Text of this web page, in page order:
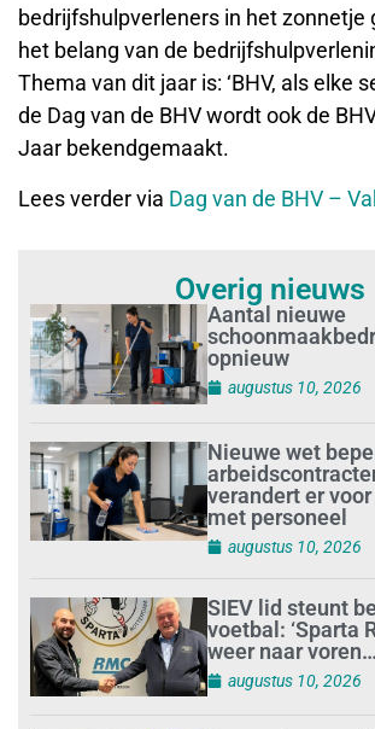
bedrijfshulpverleners in het zonnetje
het belang van de
Thema van dit jaar is: ‘BHV, als elke
de Dag van de BHV wordt ook de
Jaar bekendgemaakt.
Lees verder via Dag van de BHV –
Overig nieuws
Aantal nieuwe
opnieuw
augustus 10, 2026
Nieuwe wet
verandert er
met personeel
augustus 10, 2026
SIEV lid steunt
voetbal: ‘Sparta
weer naar
augustus 10, 2026